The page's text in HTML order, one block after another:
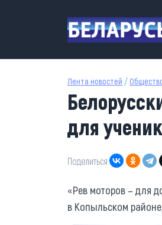
Лента новостей /
для
Поделиться:
«Рев моторов – для
в Копыльском